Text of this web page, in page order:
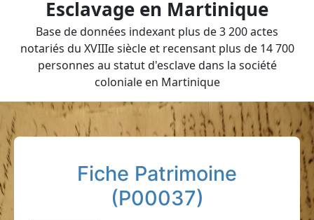
Esclavage en Martinique
Base de données indexant plus de 3 200 actes
notariés du XVIIIe siècle et recensant plus de 14 700
personnes au statut d'esclave dans la société
coloniale en Martinique
Fiche Patrimoine
(P00037)